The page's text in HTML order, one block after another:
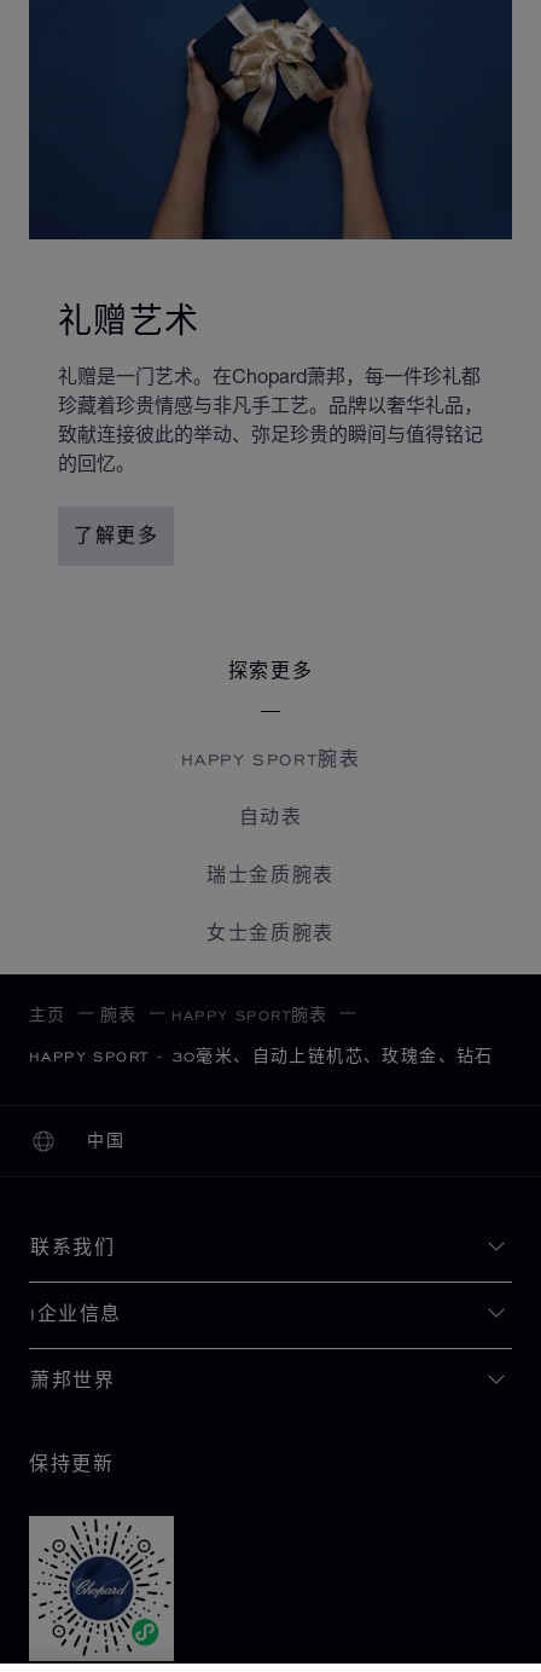
礼赠艺术
礼赠是一门艺术。在Chopard萧邦，每一件珍礼都
珍藏着珍贵情感与非凡手工艺。品牌以奢华礼品，
致献连接彼此的举动、弥足珍贵的瞬间与值得铭记
的回忆。
了解更多
探索更多
HAPPY SPORT腕表
自动表
瑞士金质腕表
女士金质腕表
主页 腕表 HAPPY SPORT腕表
HAPPY SPORT - 30毫米、自动上链机芯、玫瑰金、钻石
中国
本地化（更改国家/地区）
更改国家/地区
联系我们
I企业信息
萧邦世界
保持更新